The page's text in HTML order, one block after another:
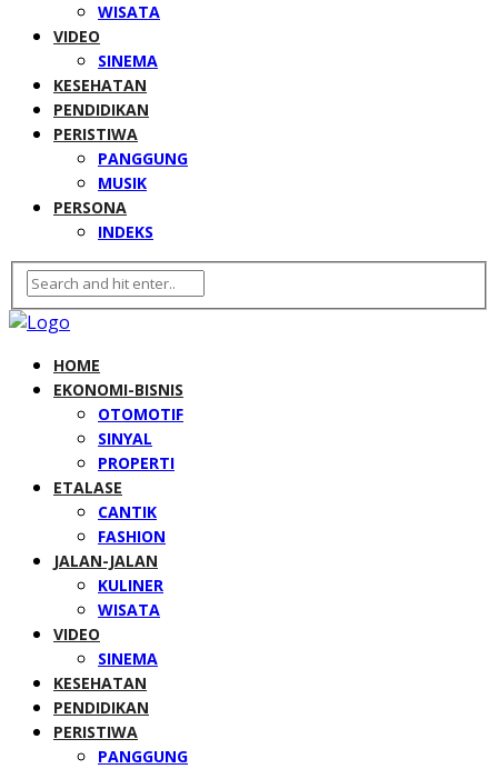
WISATA
VIDEO
SINEMA
KESEHATAN
PENDIDIKAN
PERISTIWA
PANGGUNG
MUSIK
PERSONA
INDEKS
HOME
EKONOMI-BISNIS
OTOMOTIF
SINYAL
PROPERTI
ETALASE
CANTIK
FASHION
JALAN-JALAN
KULINER
WISATA
VIDEO
SINEMA
KESEHATAN
PENDIDIKAN
PERISTIWA
PANGGUNG